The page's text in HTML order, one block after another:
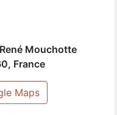
Mouchotte
, France
Maps